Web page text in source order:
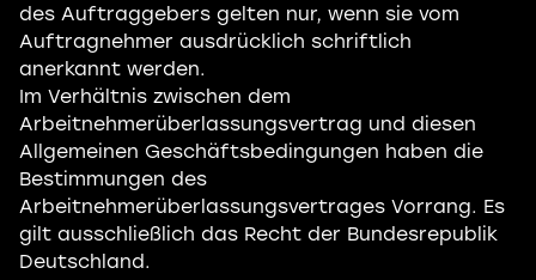
des Auftraggebers gelten nur, wenn sie vom
Auftragnehmer ausdrücklich schriftlich
anerkannt werden.
Im Verhältnis zwischen dem
Arbeitnehmerüberlassungsvertrag und diesen
Allgemeinen Geschäftsbedingungen haben die
Bestimmungen des
Arbeitnehmerüberlassungsvertrages Vorrang. Es
gilt ausschließlich das Recht der Bundesrepublik
Deutschland.